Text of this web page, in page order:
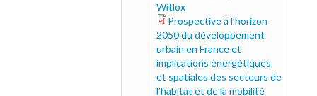
Witlox
prospective_0.pdf
Prospective à l’horizon
2050 du développement
urbain en France et
implications énergétiques
et spatiales des secteurs de
l’habitat et de la mobilité